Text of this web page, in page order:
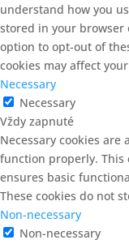
understand how you
stored in your browser
option to opt-out of
cookies may affect
Necessary
Necessary
Vždy zapnuté
Necessary cookies
function properly. This
ensures basic
These cookies do not
Non-necessary
Non-necessary